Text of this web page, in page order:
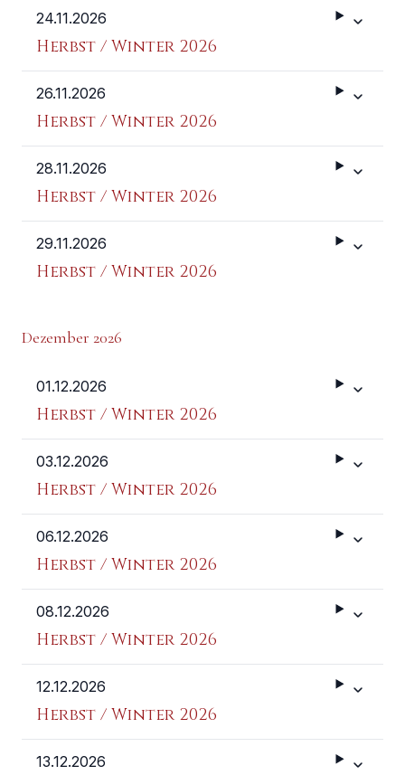
24.11.2026
Herbst / Winter 2026
Weitere
26.11.2026
Herbst / Winter 2026
Weitere
28.11.2026
Herbst / Winter 2026
Weitere
29.11.2026
Herbst / Winter 2026
Weitere
Dezember 2026
01.12.2026
Herbst / Winter 2026
Weitere
03.12.2026
Herbst / Winter 2026
Weitere
06.12.2026
Herbst / Winter 2026
Weitere
08.12.2026
Herbst / Winter 2026
Weitere
12.12.2026
Herbst / Winter 2026
Weitere
13.12.2026 Weitere